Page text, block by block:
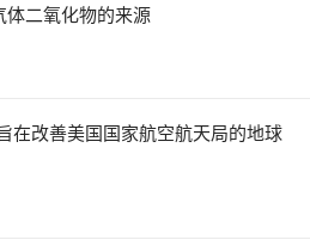
体二氧化物的来源
在改善美国国家航空航天局的地球